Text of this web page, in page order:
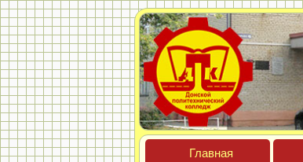
Глав­ная